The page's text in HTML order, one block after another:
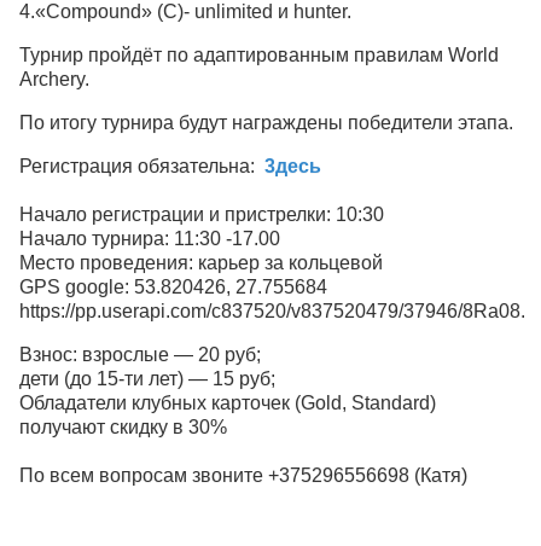
4.«Compound» (C)- unlimited и hunter.
Турнир пройдёт по адаптированным правилам World
Archery.
По итогу турнира будут награждены победители этапа.
Регистрация обязательна: 3десь
Начало регистрации и пристрелки: 10:30
Начало турнира: 11:30 -17.00
Место проведения: карьер за кольцевой
GPS google: 53.820426, 27.755684
https://pp.userapi.com/c837520/v837520479/37946/8Ra08.
Взнос: взрослые — 20 руб;
дети (до 15-ти лет) — 15 руб;
Обладатели клубных карточек (Gold, Standard)
получают скидку в 30%
По всем вопросам звоните +375296556698 (Катя)